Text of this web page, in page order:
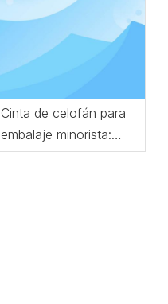
Cinta de celofán para
embalaje minorista:
claridad y adherencia